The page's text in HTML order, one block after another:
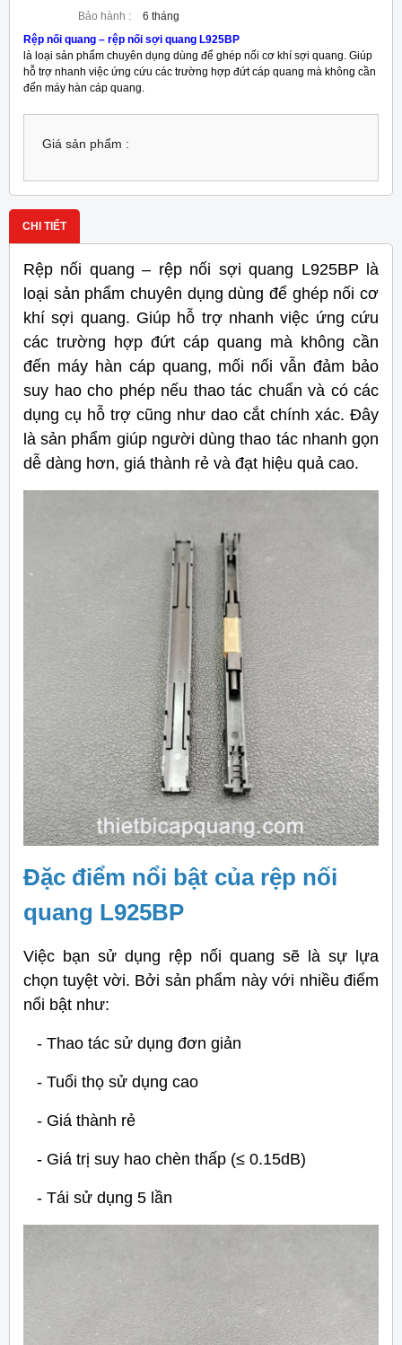
Bảo hành :
6 tháng
Rệp nối quang – rệp nối sợi quang L925BP
là loại sản phẩm chuyên dụng dùng để ghép nối cơ khí sợi quang. Giúp
hỗ trợ nhanh việc ứng cứu các trường hợp đứt cáp quang mà không cần
đến máy hàn cáp quang.
Giá sản phẩm :
CHI TIẾT
Rệp nối quang – rệp nối sợi quang L925BP là
loại sản phẩm chuyên dụng dùng để ghép nối cơ
khí sợi quang. Giúp hỗ trợ nhanh việc ứng cứu
các trường hợp đứt cáp quang mà không cần
đến máy hàn cáp quang, mối nối vẫn đảm bảo
suy hao cho phép nếu thao tác chuẩn và có các
dụng cụ hỗ trợ cũng như dao cắt chính xác. Đây
là sản phẩm giúp người dùng thao tác nhanh gọn
dễ dàng hơn, giá thành rẻ và đạt hiệu quả cao.
Đặc điểm nổi bật của rệp nối
quang L925BP
Việc bạn sử dụng rệp nối quang sẽ là sự lựa
chọn tuyệt vời. Bởi sản phẩm này với nhiều điểm
nổi bật như:
- Thao tác sử dụng đơn giản
- Tuổi thọ sử dụng cao
- Giá thành rẻ
- Giá trị suy hao chèn thấp (≤ 0.15dB)
- Tái sử dụng 5 lần